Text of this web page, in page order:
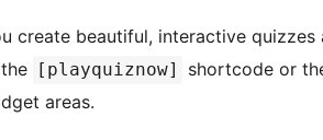
create beautiful, interactive
[playquiznow]
shortcode or
areas.